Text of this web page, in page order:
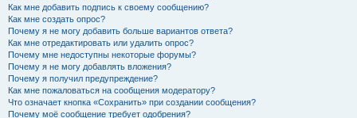
Как мне добавить подпись к своему сообщению?
Как мне создать опрос?
Почему я не могу добавить больше вариантов ответа?
Как мне отредактировать или удалить опрос?
Почему мне недоступны некоторые форумы?
Почему я не могу добавлять вложения?
Почему я получил предупреждение?
Как мне пожаловаться на сообщения модератору?
Что означает кнопка «Сохранить» при создании сообщения?
Почему моё сообщение требует одобрения?